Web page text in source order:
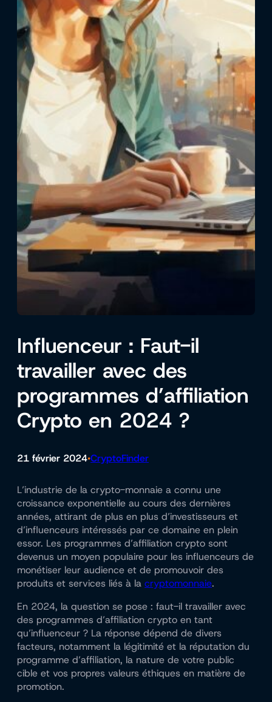
Influenceur : Faut-il
travailler avec des
programmes d’affiliation
Crypto en 2024 ?
21 février 2024•CryptoFinder
L’industrie de la crypto-monnaie a connu une
croissance exponentielle au cours des dernières
années, attirant de plus en plus d’investisseurs et
d’influenceurs intéressés par ce domaine en plein
essor. Les programmes d’affiliation crypto sont
devenus un moyen populaire pour les influenceurs de
monétiser leur audience et de promouvoir des
produits et services liés à la cryptomonnaie.
En 2024, la question se pose : faut-il travailler avec
des programmes d’affiliation crypto en tant
qu’influenceur ? La réponse dépend de divers
facteurs, notamment la légitimité et la réputation du
programme d’affiliation, la nature de votre public
cible et vos propres valeurs éthiques en matière de
promotion.